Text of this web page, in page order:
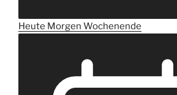
Heute Morgen Wochenende